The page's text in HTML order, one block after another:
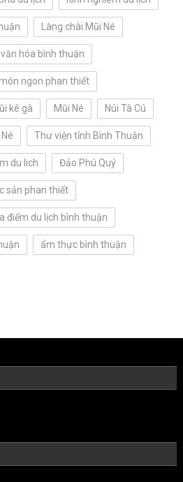
Làng chài Mũi Né
văn hóa bình thuận
ngon phan thiết
kê gà Mũi Né Núi Tà Cú
Thư viện tỉnh Bình Thuận
du lich Đảo Phú Quý
sản phan thiết
điểm du lịch bình thuận
ẩm thực bình thuận